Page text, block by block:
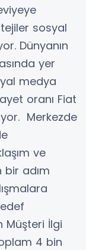
sosyal
Dünyanın
yer
medya
oranı Fiat
Merkezde
ve
adım
Müşteri İlgi
4 bin